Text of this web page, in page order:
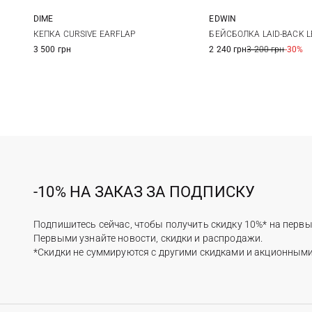
One size
DIME
КЕПКА CURSIVE EARFLAP
3 500 грн
One size
EDWIN
БЕЙСБОЛКА LAID-BACK
2 240 грн3 200 грн-30%
-10% НА ЗАКАЗ ЗА ПОДПИСКУ
Подпишитесь сейчас, чтобы получить скидку 10%* на
Первыми узнайте новости, скидки и распродажи.
*Скидки не суммируются с другими скидками и